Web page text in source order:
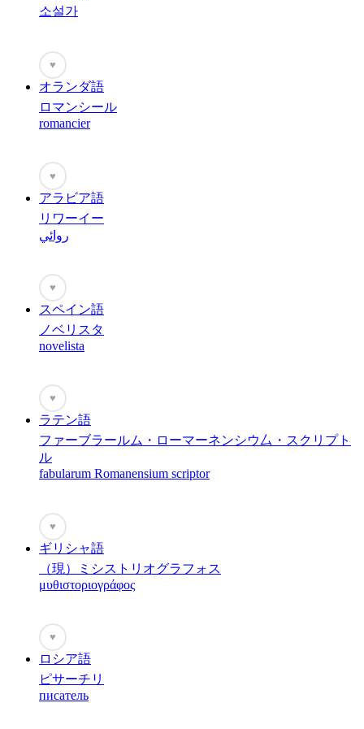
소설가
♥
オランダ語
ロマンシール
romancier
♥
アラビア語
リワーイー
روائي
♥
スペイン語
ノベリスタ
novelista
♥
ラテン語
ファーブラールム・ローマーネンシウ厶・スクリプト
ル
fabularum Romanensium scriptor
♥
ギリシャ語
（現）ミシストリオグラフォス
μυθιστοριογράφος
♥
ロシア語
ピサーチリ
писатель